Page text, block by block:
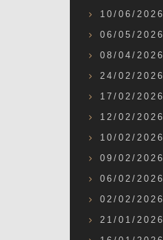
10/06/2026
06/05/2026
08/04/2026
24/02/2026
17/02/2026
12/02/2026
10/02/2026
09/02/2026
06/02/2026
02/02/2026
21/01/2026